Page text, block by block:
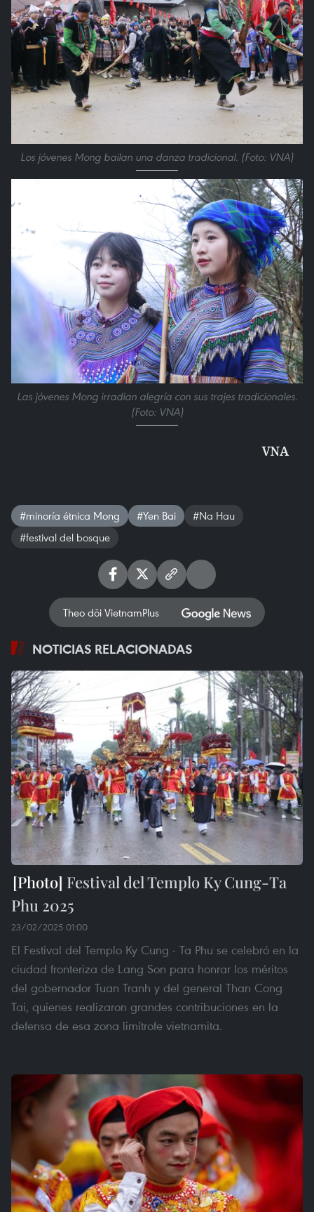
Los jóvenes Mong bailan una danza tradicional. (Foto: VNA)
Las jóvenes Mong irradian alegría con sus trajes tradicionales.
(Foto: VNA)
VNA
#minoría étnica Mong #Yen Bai
#Na Hau
#festival del bosque
Theo dõi VietnamPlus
NOTICIAS RELACIONADAS
Festival del Templo Ky Cung-Ta
Phu 2025
23/02/2025 01:00
El Festival del Templo Ky Cung - Ta Phu se celebró en la
ciudad fronteriza de Lang Son para honrar los méritos
del gobernador Tuan Tranh y del general Than Cong
Tai, quienes realizaron grandes contribuciones en la
defensa de esa zona limítrofe vietnamita.